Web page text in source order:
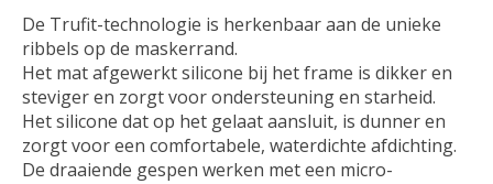
De Trufit-technologie is herkenbaar aan de unieke
ribbels op de maskerrand.
Het mat afgewerkt silicone bij het frame is dikker en
steviger en zorgt voor ondersteuning en starheid.
Het silicone dat op het gelaat aansluit, is dunner en
zorgt voor een comfortabele, waterdichte afdichting.
De draaiende gespen werken met een micro-